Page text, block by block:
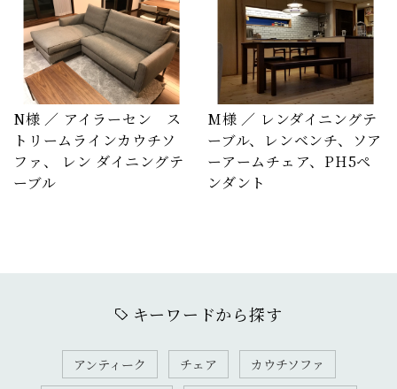
N様 ／ アイラーセン ス
トリームラインカウチソ
ファ、 レン ダイニングテ
ーブル
M様 ／ レンダイニングテ
ーブル、レンベンチ、ソア
ーアームチェア、PH5ペ
ンダント
キーワードから探す
アンティーク チェア
カウチソファ